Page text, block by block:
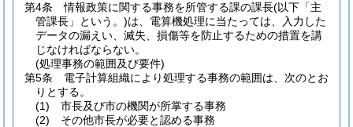
第4条
情報政策に関する事務を所管する課の課長(以下「主
管課長」という。)は、電算機処理に当たっては、入力した
データの漏えい、滅失、損傷等を防止するための措置を講
じなければならない。
(処理事務の範囲及び要件)
第5条
電子計算組織により処理する事務の範囲は、次のとお
りとする。
(1)
市長及び市の機関が所掌する事務
(2)
その他市長が必要と認める事務